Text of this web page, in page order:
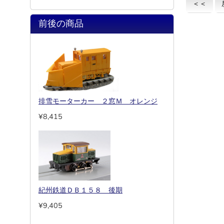
＜＜
前後の商品
排雪モーターカー ２窓Ｍ オレンジ
¥8,415
紀州鉄道ＤＢ１５８ 後期
¥9,405